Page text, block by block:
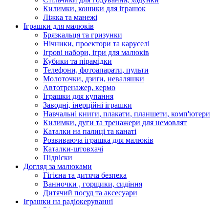
Килимки, кошики для іграшок
Ліжка та манежі
Іграшки для малюків
Брязкальця та гризунки
Нічники, проектори та каруселі
Ігрові набори, ігри для малюків
Кубики та пірамідки
Телефони, фотоапарати, пульти
Молоточки, дзиґи, неваляшки
Автотренажер, кермо
Іграшки для купання
Заводні, інерційні іграшки
Навчальні книги, плакати, планшети, комп'ютери
Килимки, дуги та тренажери для немовлят
Каталки на палиці та канаті
Розвиваюча іграшка для малюків
Каталки-штовхачі
Підвіски
Догляд за малюками
Гігієна та дитяча безпека
Ванночки , горщики, сидіння
Дитячий посуд та аксесуари
Іграшки на радіокеруванні